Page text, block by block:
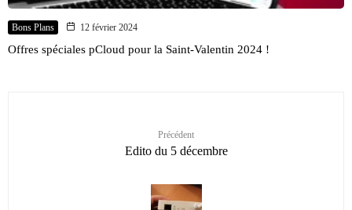
Bons Plans 12 février 2024
Offres spéciales pCloud pour la Saint-Valentin 2024 !
Précédent
Edito du 5 décembre